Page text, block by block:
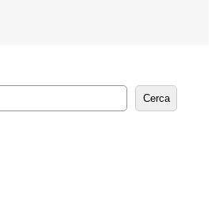
Cerca